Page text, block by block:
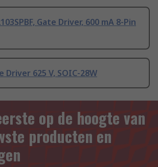
Gate Driver, 600 mA 8-Pin
Driver 625 V, SOIC-28W
op de hoogte van
producten en